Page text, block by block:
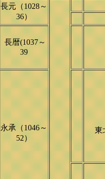
長元（1028～
36）
長暦(1037～
39
永承（1046～
52）
東